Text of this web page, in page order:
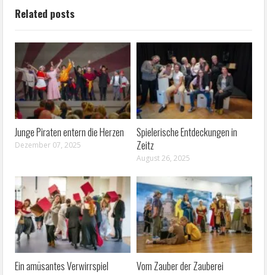
Related posts
Junge Piraten entern die Herzen
Dezember 07, 2025
Spielerische Entdeckungen in
Zeitz
August 26, 2025
Ein amüsantes Verwirrspiel Vom Zauber der Zauberei